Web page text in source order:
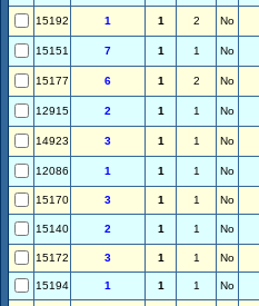
15192 1 1 2 No
15151 7 1 1 No
15177 6 1 2 No
12915 2 1 1 No
14923 3 1 1 No
12086 1 1 1 No
15170 3 1 1 No
15140
2 1 1 No
15172 3 1 1 No
15194 1 1 1 No